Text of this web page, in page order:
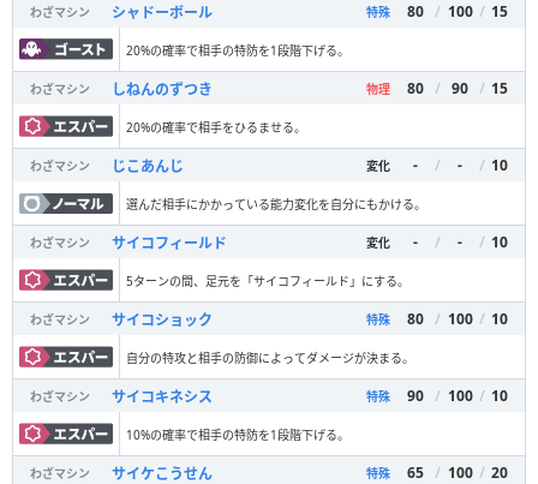
わざマシン シャドーボール 特殊 80 / 100 / 15
20%の確率で相手の特防を1段階下げる。
わざマシン しねんのずつき 物理 80 / 90 / 15
20%の確率で相手をひるませる。
わざマシン じこあんじ 変化 - / - / 10
選んだ相手にかかっている能力変化を自分にもかける。
わざマシン サイコフィールド 変化 - / - / 10
5ターンの間、足元を「サイコフィールド」にする。
わざマシン サイコショック 特殊 80 / 100 / 10
自分の特攻と相手の防御によってダメージが決まる。
わざマシン サイコキネシス 特殊 90 / 100 / 10
10%の確率で相手の特防を1段階下げる。
わざマシン サイケこうせん 特殊 65 / 100 / 20